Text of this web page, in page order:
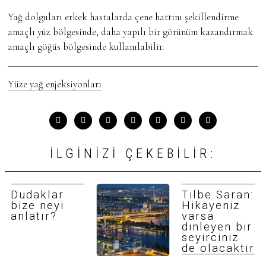
Yağ dolguları erkek hastalarda çene hattını şekillendirme
amaçlı yüz bölgesinde, daha yapılı bir görünüm kazandırmak
amaçlı göğüs bölgesinde kullanılabilir.
Yüze yağ enjeksiyonları
İLGINIZI ÇEKEBILIR:
Dudaklar
bize neyi
anlatır?
Tilbe Saran:
Hikayeniz
varsa
dinleyen bir
seyirciniz
de olacaktır